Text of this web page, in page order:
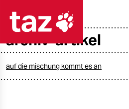
taz zahl ich
archiv-artikel
auf die mischung kommt es an